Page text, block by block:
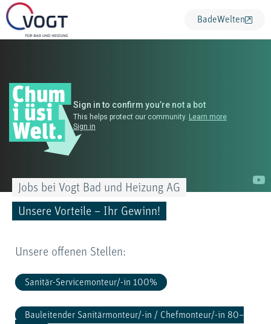
BadeWelten
Jobs bei Vogt Bad und Heizung AG
Unsere Vorteile – Ihr Gewinn!
Unsere offenen Stellen:
Sanitär-Servicemonteur/-in 100%
Bauleitender Sanitärmonteur/-in / Chefmonteur/-in 80–